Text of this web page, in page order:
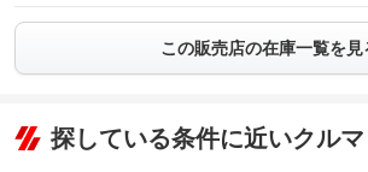
この販売店の在庫一覧を見
探している条件に近いクルマ